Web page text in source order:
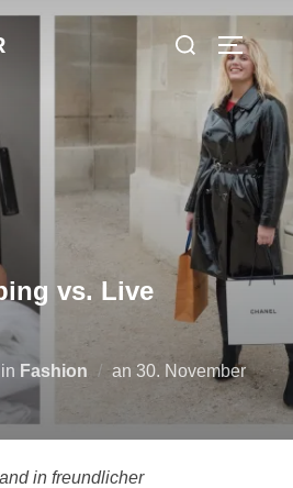
Suchen
vs. Live
in Fashion an Veröffentlicht
30. November
in freundlicher